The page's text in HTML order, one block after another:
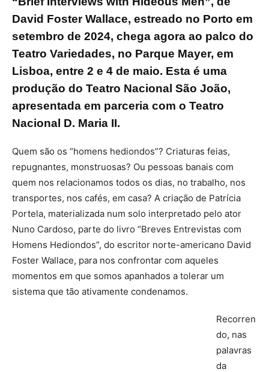
David Foster Wallace, estreado no Porto em
setembro de 2024, chega agora ao palco do
Teatro Variedades, no Parque Mayer, em
Lisboa, entre 2 e 4 de maio. Esta é uma
produção do Teatro Nacional São João,
apresentada em parceria com o Teatro
Nacional D. Maria II.
Quem são os “homens hediondos”? Criaturas feias,
repugnantes, monstruosas? Ou pessoas banais com
quem nos relacionamos todos os dias, no trabalho, nos
transportes, nos cafés, em casa? A criação de Patrícia
Portela, materializada num solo interpretado pelo ator
Nuno Cardoso, parte do livro “Breves Entrevistas com
Homens Hediondos”, do escritor norte-americano David
Foster Wallace, para nos confrontar com aqueles
momentos em que somos apanhados a tolerar um
sistema que tão ativamente condenamos.
Recorren
do, nas
palavras
da